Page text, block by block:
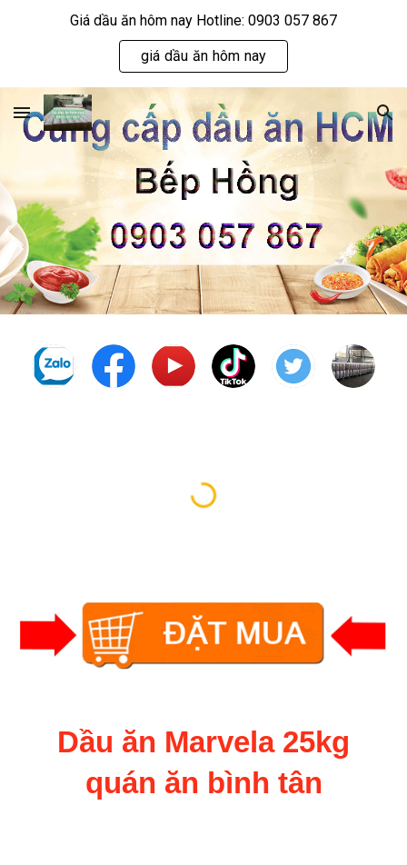
Giá dầu ăn hôm nay Hotline: 0903 057 867
giá dầu ăn hôm nay
Dầu ăn Marvela 25kg
quán ăn bình tân